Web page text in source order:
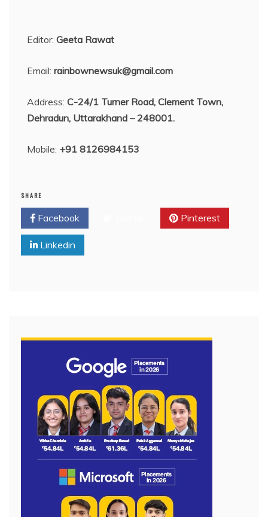
Editor: Geeta Rawat
Email: rainbownewsuk@gmail.com
Address: C-24/1 Turner Road, Clement Town,
Dehradun, Uttarakhand – 248001.
Mobile: +91 8126984153
SHARE
Facebook Pinterest
Linkedin